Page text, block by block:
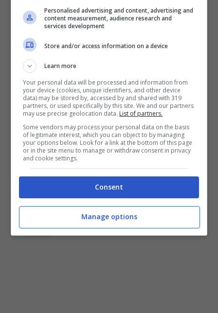
650 grammi di farina 00
250 grammi di patate bollite
16 grammi di sale
80 ml di olio evo
pomodorini ciliegino
origano
olive verdi o nere.
Personalised advertising and content, advertising and
content measurement, audience research and
services development
Store and/or access information on a device
Learn more
Your personal data will be processed and information from
your device (cookies, unique identifiers, and other device
data) may be stored by, accessed by and shared with 319
partners, or used specifically by this site. We and our partners
may use precise geolocation data. List of partners.
Some vendors may process your personal data on the basis
of legitimate interest, which you can object to by managing
your options below. Look for a link at the bottom of this page
or in the site menu to manage or withdraw consent in privacy
and cookie settings.
Consent
Manage options